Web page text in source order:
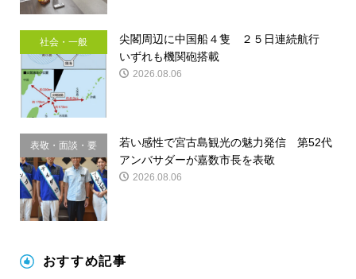
社会・一般
尖閣周辺に中国船４隻 ２５日連続航行
いずれも機関砲搭載
2026.08.06
表敬・面談・要
請
若い感性で宮古島観光の魅力発信 第52代
アンバサダーが嘉数市長を表敬
2026.08.06
おすすめ記事